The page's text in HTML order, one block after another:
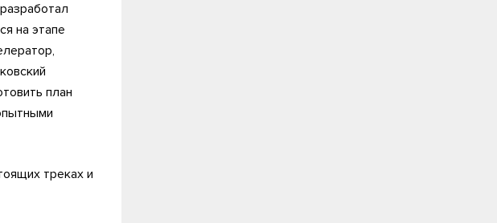
на этапе
план
треках и